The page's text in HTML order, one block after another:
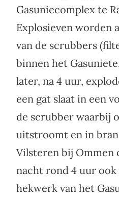
Gasuniecomplex te
Explosieven worden
van de scrubbers
binnen het
later, na 4 uur,
een gat slaat in een
de scrubber waarbij
uitstroomt en in
Vilsteren bij Ommen
nacht rond 4 uur
hekwerk van het